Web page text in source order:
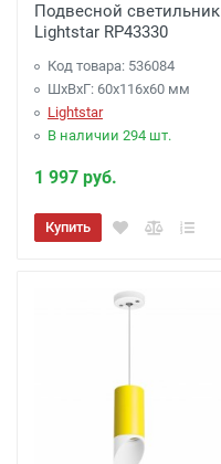
Подвесной светильник
Lightstar RP43330
Код товара: 536084
ШхВхГ: 60x116x60 мм
Lightstar
В наличии 294 шт.
1 997 руб.
Купить